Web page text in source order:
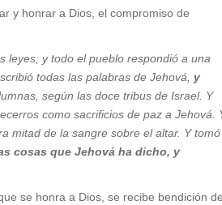
y honrar a Dios, el compromiso de
leyes; y todo el pueblo respondió a una
todas las palabras de Jehová, y
según las doce tribus de Israel. Y
como sacrificios de paz a Jehová.
mitad de la sangre sobre el altar. Y
cosas que Jehová ha dicho, y
se honra a Dios, se recibe bendición de